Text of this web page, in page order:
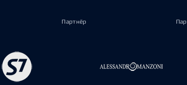
Партнёр